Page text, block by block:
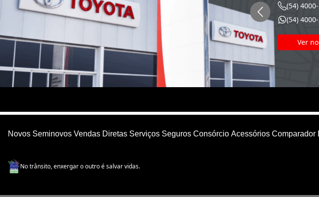
(54)
(54)
Ver
Novos Seminovos Vendas Diretas Serviços Seguros Consórcio Acessórios Comparador
No trânsito, enxergar o outro é salvar vidas.